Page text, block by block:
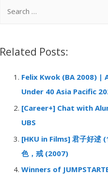
rRelated Posts:
Felix Kwok (BA 2008) |
Under 40 Asia Pacific
[Career+] Chat with
UBS
[HKU in Films] 君子好逑
色，戒 (2007)
Winners of